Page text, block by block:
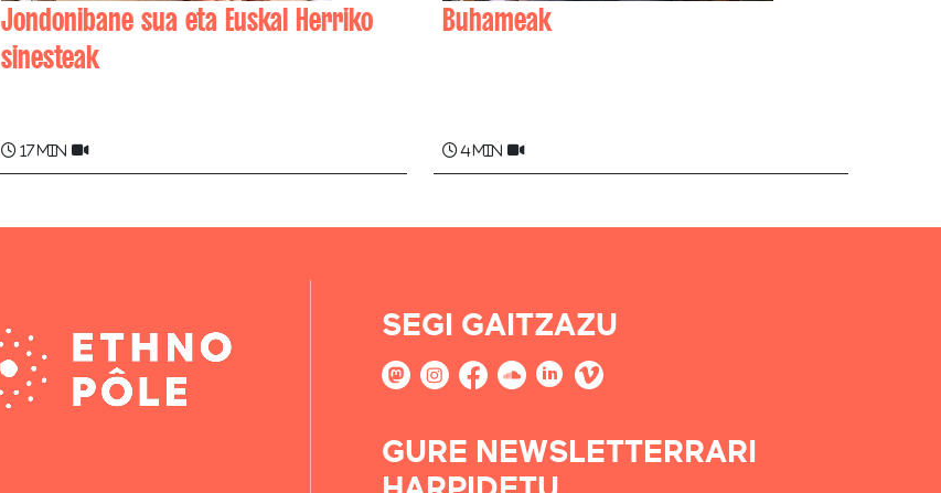
Jondonibane sua eta Euskal Herriko
sinesteak
17 min
Buhameak
4 min
SEGI GAITZAZU
GURE NEWSLETTERRARI